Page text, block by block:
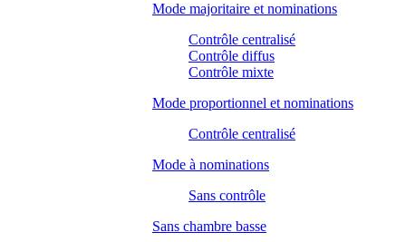
Mode majoritaire et nominations
Contrôle centralisé
Contrôle diffus
Contrôle mixte
Mode proportionnel et nominations
Contrôle centralisé
Mode à nominations
Sans contrôle
Sans chambre basse